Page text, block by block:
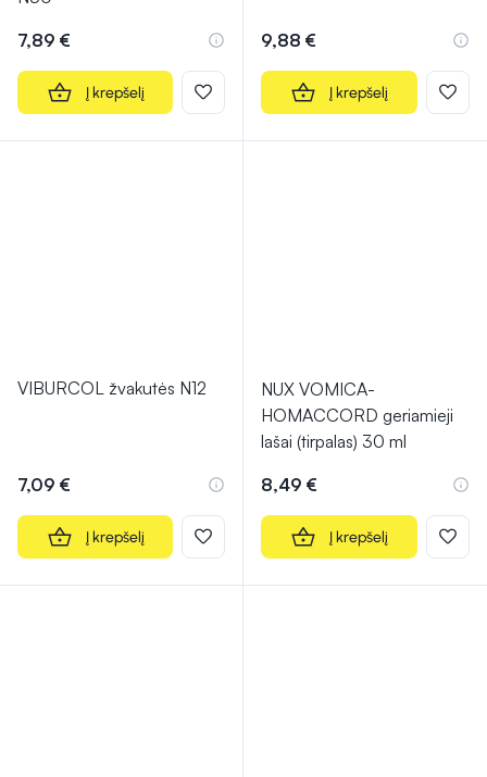
7,89 €
Į krepšelį
9,88 €
Į krepšelį
VIBURCOL žvakutės N12
7,09 €
Į krepšelį
NUX VOMICA-
HOMACCORD geriamieji
lašai (tirpalas) 30 ml
8,49 €
Į krepšelį